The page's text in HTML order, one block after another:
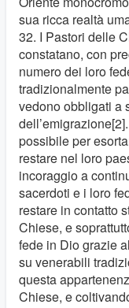
sua ricca realtà
32. I Pastori delle
constatano, con
numero dei loro
tradizionalmente
vedono obbligati a
possibile per
restare nel loro
incoraggio a
sacerdoti e i loro
restare in contatto
Chiese, e
fede in Dio grazie
su venerabili
questa
Chiese, e